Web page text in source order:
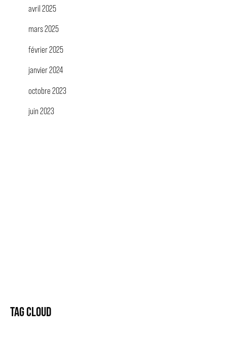
avril 2025
mars 2025
février 2025
janvier 2024
octobre 2023
juin 2023
TAG CLOUD